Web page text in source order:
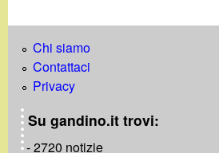
Chi siamo
Contattaci
Privacy
Su gandino.it trovi:
- 2720 notizie